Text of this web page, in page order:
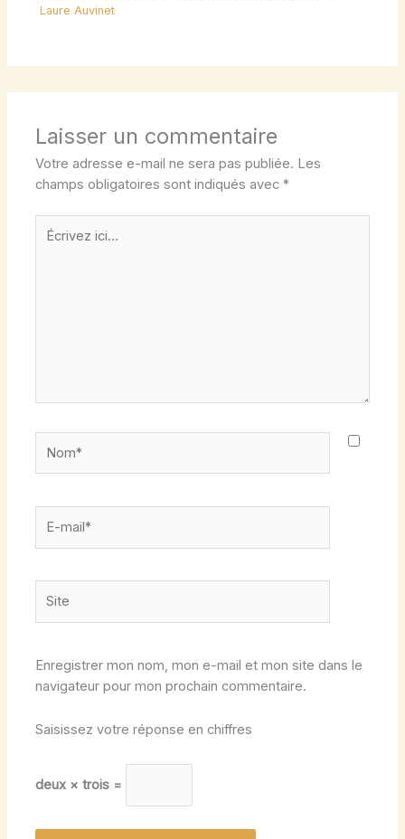
Laure Auvinet
Laisser un commentaire
Votre adresse e-mail ne sera pas publiée. Les
champs obligatoires sont indiqués avec*
Écrivez
ici…
mail*
Enregistrer mon nom, mon e-mail et mon site dans le
navigateur pour mon prochain commentaire.
Saisissez votre réponse en chiffres
deux × trois =